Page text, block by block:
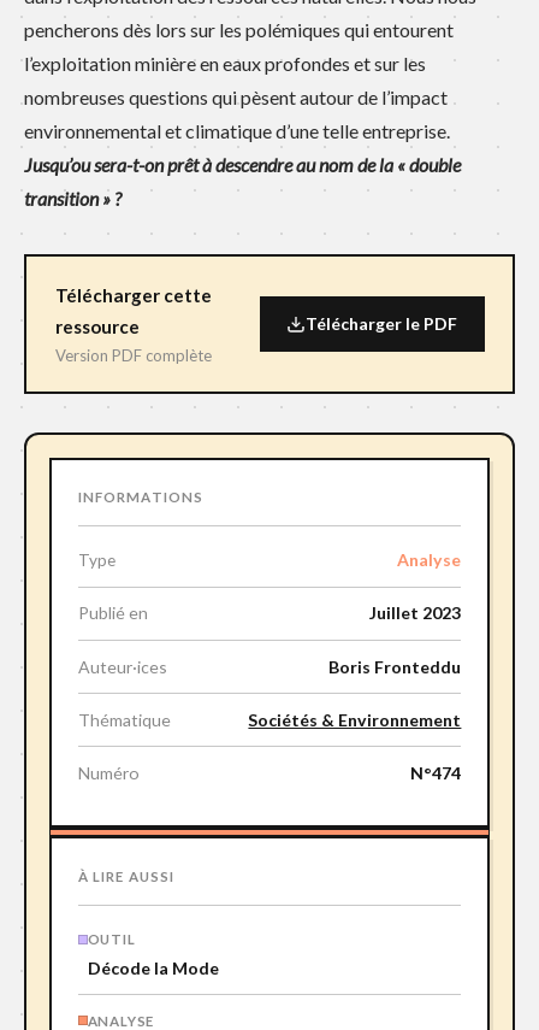
pencherons dès lors sur les polémiques qui entourent
l’exploitation minière en eaux profondes et sur les
nombreuses questions qui pèsent autour de l’impact
environnemental et climatique d’une telle entreprise.
Jusqu’ou sera-t-on prêt à descendre au nom de la « double
transition » ?
Télécharger cette
ressource
Version PDF complète
Télécharger le PDF
INFORMATIONS
Type Analyse
Publié en Juillet 2023
Auteur·ices Boris Fronteddu
Thématique Sociétés & Environnement
Numéro N°474
À LIRE AUSSI
OUTIL
Décode la Mode
ANALYSE